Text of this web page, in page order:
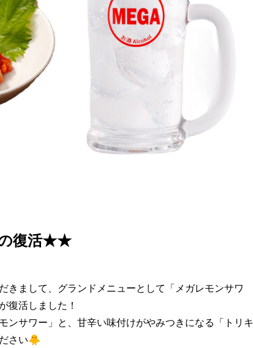
復活★★
きまして、グランドメニューとして「メガレモンサワ
復活しました！
ンサワー」と、甘辛い味付けがやみつきになる「トリキ
さい🐥